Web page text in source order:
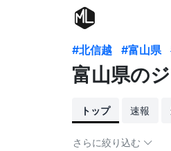
#北信越 #富山県
富山県の
トップ 速報
さらに絞り込む